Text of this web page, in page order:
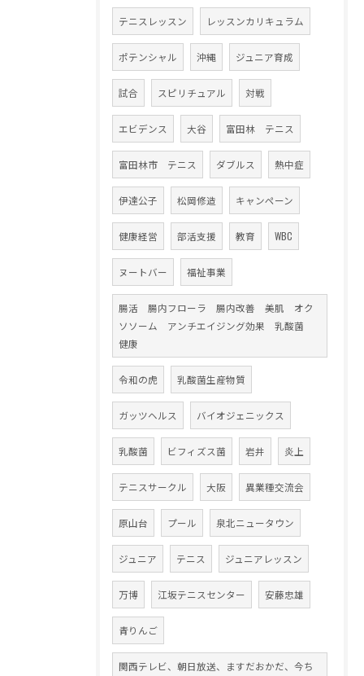
テニスレッスン レッスンカリキュラム
ポテンシャル 沖縄 ジュニア育成
試合 スピリチュアル 対戦
エビデンス 大谷 富田林 テニス
富田林市 テニス ダブルス 熱中症
伊達公子 松岡修造 キャンペーン
健康経営 部活支援 教育 WBC
ヌートバー 福祉事業
腸活 腸内フローラ 腸内改善 美肌 オク
ソソーム アンチエイジング効果 乳酸菌
健康
令和の虎 乳酸菌生産物質
ガッツヘルス バイオジェニックス
乳酸菌 ビフィズス菌 岩井 炎上
テニスサークル 大阪 異業種交流会
原山台 プール 泉北ニュータウン
ジュニア テニス ジュニアレッスン
万博 江坂テニスセンター 安藤忠雄
青りんご
関西テレビ、朝日放送、ますだおかだ、今ち